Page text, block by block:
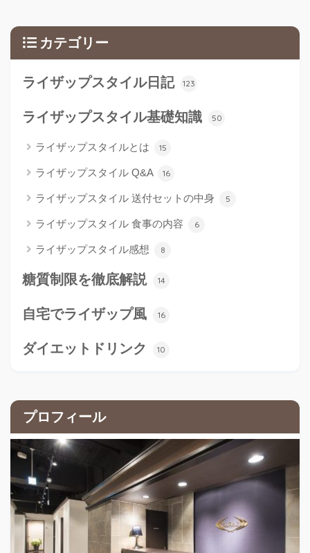
カテゴリー
ライザップスタイル日記 123
ライザップスタイル基礎知識 50
ライザップスタイルとは 15
ライザップスタイル Q&A 16
ライザップスタイル 送付セットの中身 5
ライザップスタイル 食事の内容 6
ライザップスタイル感想 8
糖質制限を徹底解説 14
自宅でライザップ風 16
ダイエットドリンク 10
プロフィール